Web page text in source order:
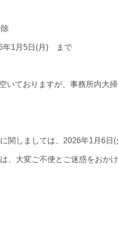
年1月5日(月) まで
いておりますが、事務所内大
関しましては、2026年1月6日
、大変ご不便とご迷惑をおか